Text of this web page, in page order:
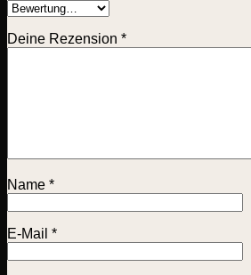
Deine Rezension *
Name *
E-Mail *